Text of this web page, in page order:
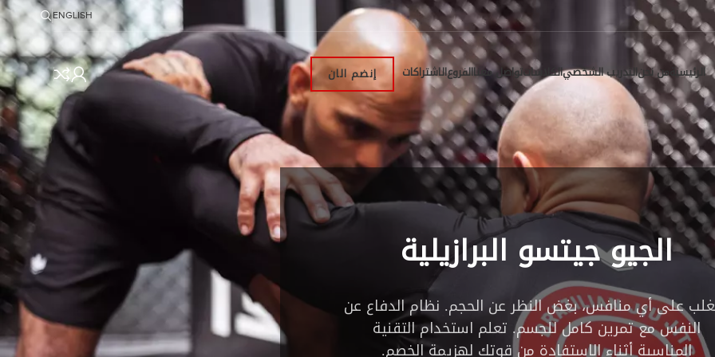
ENGLISH
الرئيسيةمن نحنالتدريب الشخصيالكلاساتتواصل معناالفروعالاشتراكات إنضم الان
الجيو جيتسو البرازيلية
على أي منافس، بغض النظر عن الحجم. نظام الدفاع عن
النفس مع تمرين كامل للجسم. تعلم استخدام التقنية
المناسبة أثناء الاستفادة من قوتك لهزيمة الخصم.